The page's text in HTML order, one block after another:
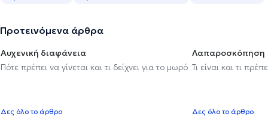
Προτεινόμενα άρθρα
Αυχενική διαφάνεια
Πότε πρέπει να γίνεται και τι δείχνει για το μωρό
Δες όλο το άρθρο
Λαπαροσκόπηση
Τι είναι και τι
Δες όλο το άρθρο